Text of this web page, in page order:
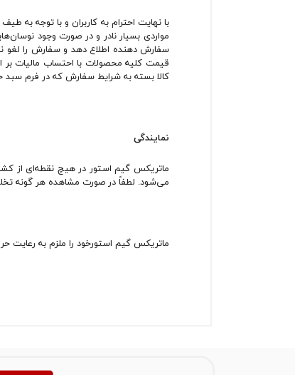
با نهایت احترام به کاربران و با توجه
مواردی بسیار نادر و در صورت وجود
سفارش‌ ‏دهنده اطلاع دهد و سفارش را
قیمت کلیه محصولات با احتساب مالیات
کالا بسته به شرایط سفارش که در فرم
نمایندگی
ماتریکس گیم استور در هیچ نقطه‏‌ای از
می‏‌شود. لطفاً در صورت مشاهده هر گونه
ماتریکس گیم استورخود را ملزم به رعایت